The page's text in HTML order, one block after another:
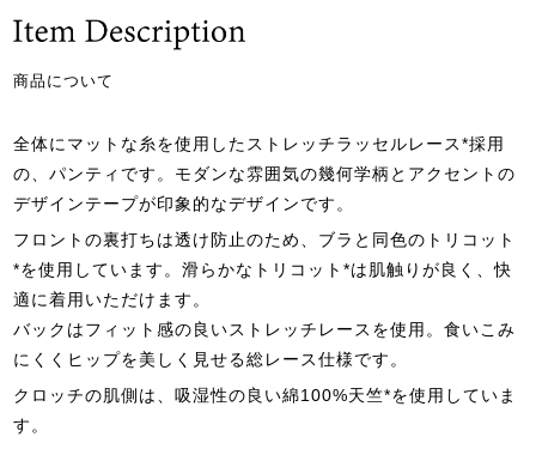
商品について
全体にマットな糸を使用したストレッチラッセルレース*採用
の、パンティです。モダンな雰囲気の幾何学柄とアクセントの
デザインテープが印象的なデザインです。
フロントの裏打ちは透け防止のため、ブラと同色のトリコット
*を使用しています。滑らかなトリコット*は肌触りが良く、快
適に着用いただけます。
バックはフィット感の良いストレッチレースを使用。食いこみ
にくくヒップを美しく見せる総レース仕様です。
クロッチの肌側は、吸湿性の良い綿100%天竺*を使用していま
す。